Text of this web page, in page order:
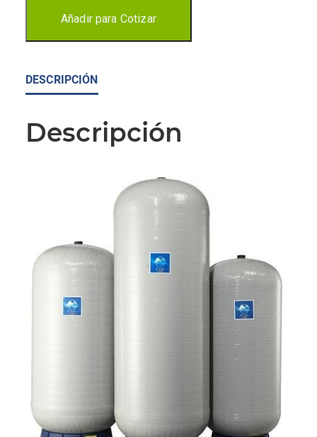
Añadir para Cotizar
DESCRIPCIÓN
Descripción